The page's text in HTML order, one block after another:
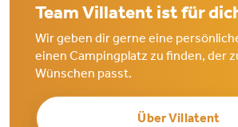
Team Villatent ist für
Wir geben dir gerne eine
einen Campingplatz zu finden, der
Wünschen passt.
Über Villatent